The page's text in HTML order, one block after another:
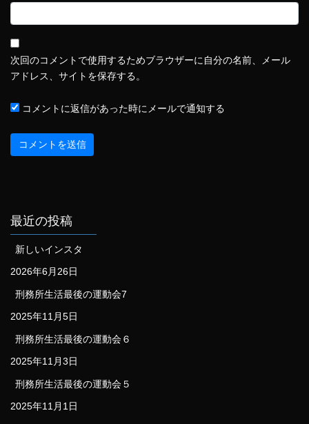
次回のコメントで使用するためブラウザーに自分の名前、メール
アドレス、サイトを保存する。
コメントに返信があった時にメールで通知する
最近の投稿
新しいインスタ
2026年6月26日
刑務所生活最後の運動会7
2025年11月5日
刑務所生活最後の運動会６
2025年11月3日
刑務所生活最後の運動会５
2025年11月1日